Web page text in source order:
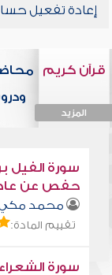
إعادة تفعيل
قرآن كريم
المزيد
سورة الفيل
حفص عن
محمد
تقييم المادة:
سورة الشعراء